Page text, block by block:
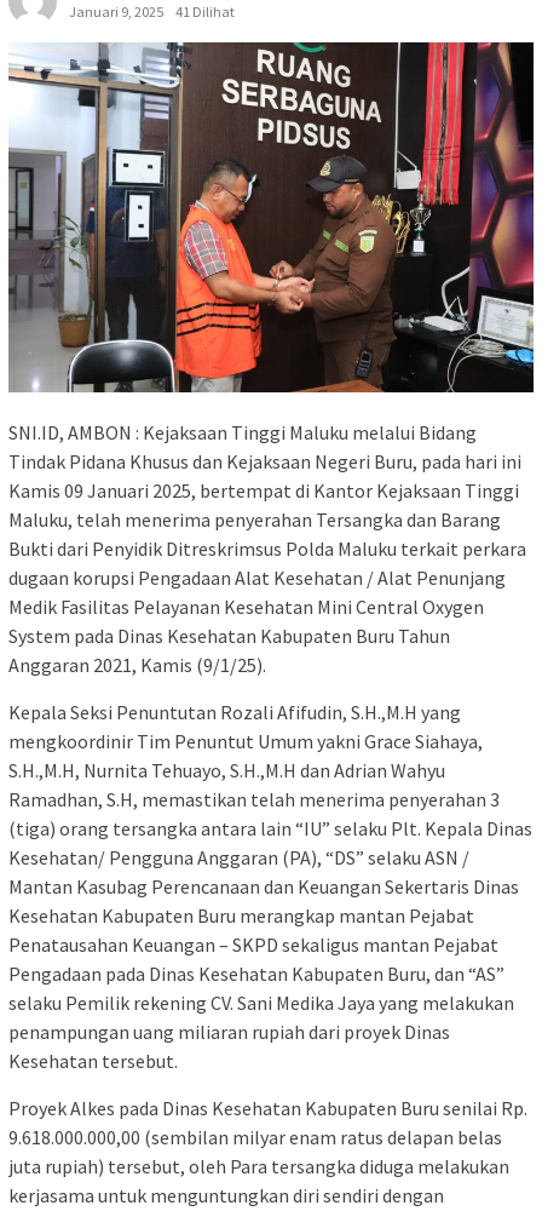
Januari 9, 2025
41 Dilihat
SNI.ID, AMBON : Kejaksaan Tinggi Maluku melalui Bidang
Tindak Pidana Khusus dan Kejaksaan Negeri Buru, pada hari ini
Kamis 09 Januari 2025, bertempat di Kantor Kejaksaan Tinggi
Maluku, telah menerima penyerahan Tersangka dan Barang
Bukti dari Penyidik Ditreskrimsus Polda Maluku terkait perkara
dugaan korupsi Pengadaan Alat Kesehatan / Alat Penunjang
Medik Fasilitas Pelayanan Kesehatan Mini Central Oxygen
System pada Dinas Kesehatan Kabupaten Buru Tahun
Anggaran 2021, Kamis (9/1/25).
Kepala Seksi Penuntutan Rozali Afifudin, S.H.,M.H yang
mengkoordinir Tim Penuntut Umum yakni Grace Siahaya,
S.H.,M.H, Nurnita Tehuayo, S.H.,M.H dan Adrian Wahyu
Ramadhan, S.H, memastikan telah menerima penyerahan 3
(tiga) orang tersangka antara lain “IU” selaku Plt. Kepala Dinas
Kesehatan/ Pengguna Anggaran (PA), “DS” selaku ASN /
Mantan Kasubag Perencanaan dan Keuangan Sekertaris Dinas
Kesehatan Kabupaten Buru merangkap mantan Pejabat
Penatausahan Keuangan – SKPD sekaligus mantan Pejabat
Pengadaan pada Dinas Kesehatan Kabupaten Buru, dan “AS”
selaku Pemilik rekening CV. Sani Medika Jaya yang melakukan
penampungan uang miliaran rupiah dari proyek Dinas
Kesehatan tersebut.
Proyek Alkes pada Dinas Kesehatan Kabupaten Buru senilai Rp.
9.618.000.000,00 (sembilan milyar enam ratus delapan belas
juta rupiah) tersebut, oleh Para tersangka diduga melakukan
kerjasama untuk menguntungkan diri sendiri dengan